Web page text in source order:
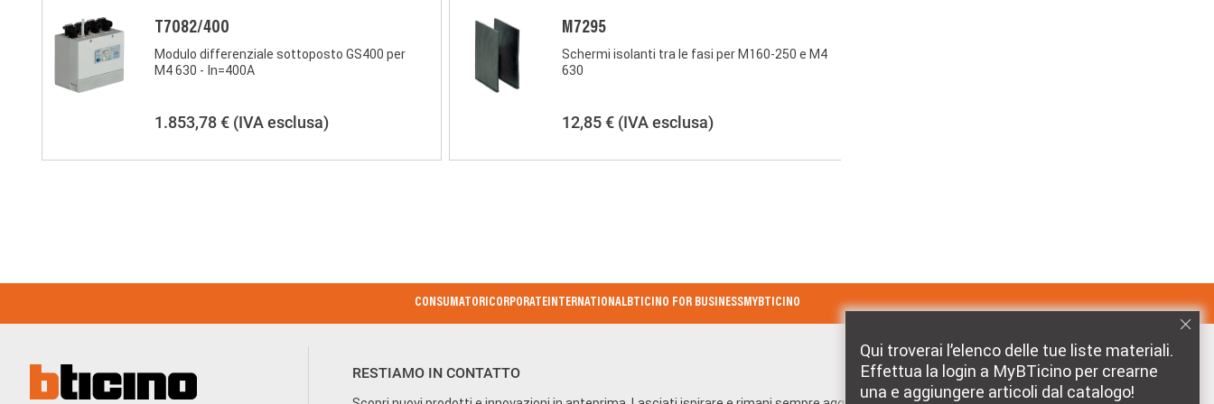
T7082/400
Modulo differenziale sottoposto GS400 per
M4 630 - In=400A
1.853,78 € (IVA esclusa)
M7295
Schermi isolanti tra le fasi per M160-250 e M4
630
12,85 € (IVA esclusa)
Qui troverai l’elenco delle tue liste materiali.
Effettua la login a MyBTicino per crearne
una e aggiungere articoli dal catalogo!
CONSUMATORICORPORATEINTERNATIONALBTICINO FOR BUSINESSMYBTICINO
RESTIAMO IN CONTATTO MARCHI DISTRIBUITI DA BTICINO